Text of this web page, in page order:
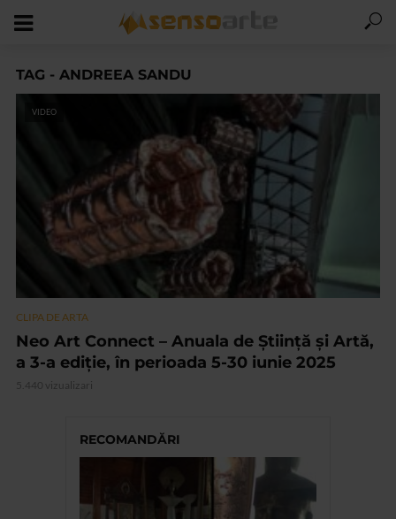
TAG - ANDREEA SANDU
VIDEO
CLIPA DE ARTA
Neo Art Connect – Anuala de Știință și Artă,
a 3-a ediție, în perioada 5-30 iunie 2025
5.440 vizualizari
RECOMANDĂRI